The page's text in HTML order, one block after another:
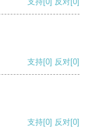
支持[0] 反对[0]
支持[0] 反对[0]